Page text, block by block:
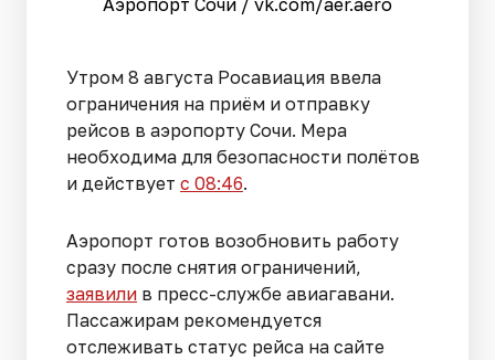
Аэропорт Сочи / vk.com/aer.aero
Утром 8 августа Росавиация ввела
ограничения на приём и отправку
рейсов в аэропорту Сочи. Мера
необходима для безопасности полётов
и действует с 08:46.
Аэропорт готов возобновить работу
сразу после снятия ограничений,
заявили в пресс-службе авиагавани.
Пассажирам рекомендуется
отслеживать статус рейса на сайте